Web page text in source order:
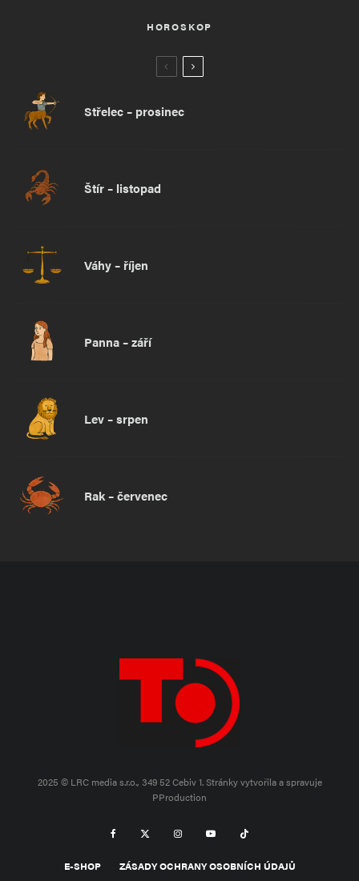
HOROSKOP
Střelec – prosinec
Štír – listopad
Váhy – říjen
Panna – září
Lev – srpen
Rak – červenec
2025 © LRC media s.r.o., 349 52 Cebiv 1.Stránky vytvořila a spravuje
PProduction
E-SHOP ZÁSADY OCHRANY OSOBNÍCH ÚDAJŮ